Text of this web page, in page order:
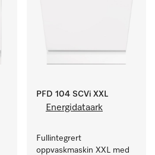
PFD 104 SCVi XXL
Energidataark
Fullintegrert
oppvaskmaskin XXL med